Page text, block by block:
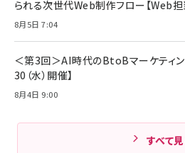
Pro/Air 各種対応
られる次世代Web制作フロー【Web担
8月5日 7:04
＜第3回＞AI時代のBtoBマーケティン
30（水）開催】
8月4日 9:00
すべて